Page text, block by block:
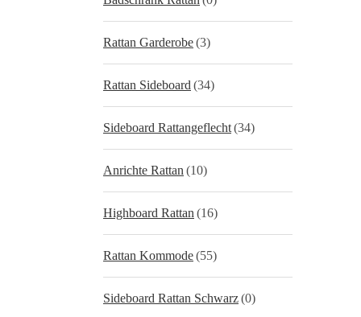
Rattan Garderobe(3)
Rattan Sideboard (34)
Sideboard Rattangeflecht(34)
Anrichte Rattan (10)
Highboard Rattan (16)
Rattan Kommode(55)
Sideboard Rattan Schwarz(0)